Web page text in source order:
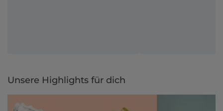
Unsere Highlights für dich